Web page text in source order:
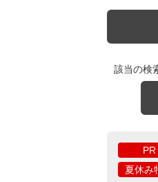
該当の検
PR
夏休み